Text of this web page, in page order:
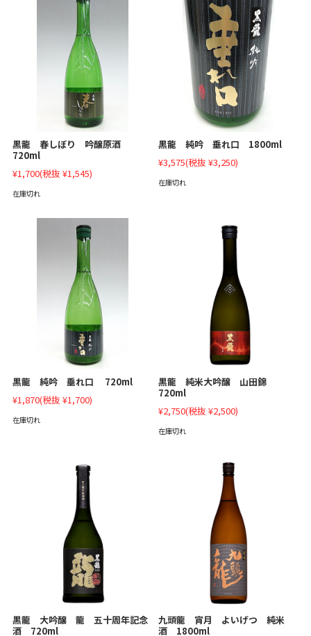
黒龍 春しぼり 吟醸原酒
720ml
¥1,700(税抜 ¥1,545)
在庫切れ
黒龍 純吟 垂れ口 1800ml
¥3,575(税抜 ¥3,250)
在庫切れ
黒龍 純吟 垂れ口 720ml
¥1,870(税抜 ¥1,700)
在庫切れ
黒龍 純米大吟醸 山田錦
720ml
¥2,750(税抜 ¥2,500)
在庫切れ
黒龍 大吟醸 龍 五十周年記念
酒 720ml
九頭龍 宵月 よいげつ 純米
酒 1800ml